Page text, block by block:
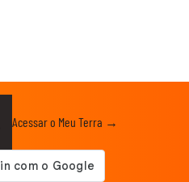
Acessar o Meu Terra →